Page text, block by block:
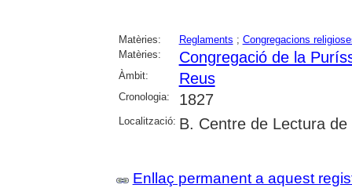
Matèries: Reglaments ; Congregacions
Matèries:
Congregació de la
Àmbit: Reus
Cronologia: 1827
Localització: B. Centre de Lectura de
Enllaç permanent a aquest